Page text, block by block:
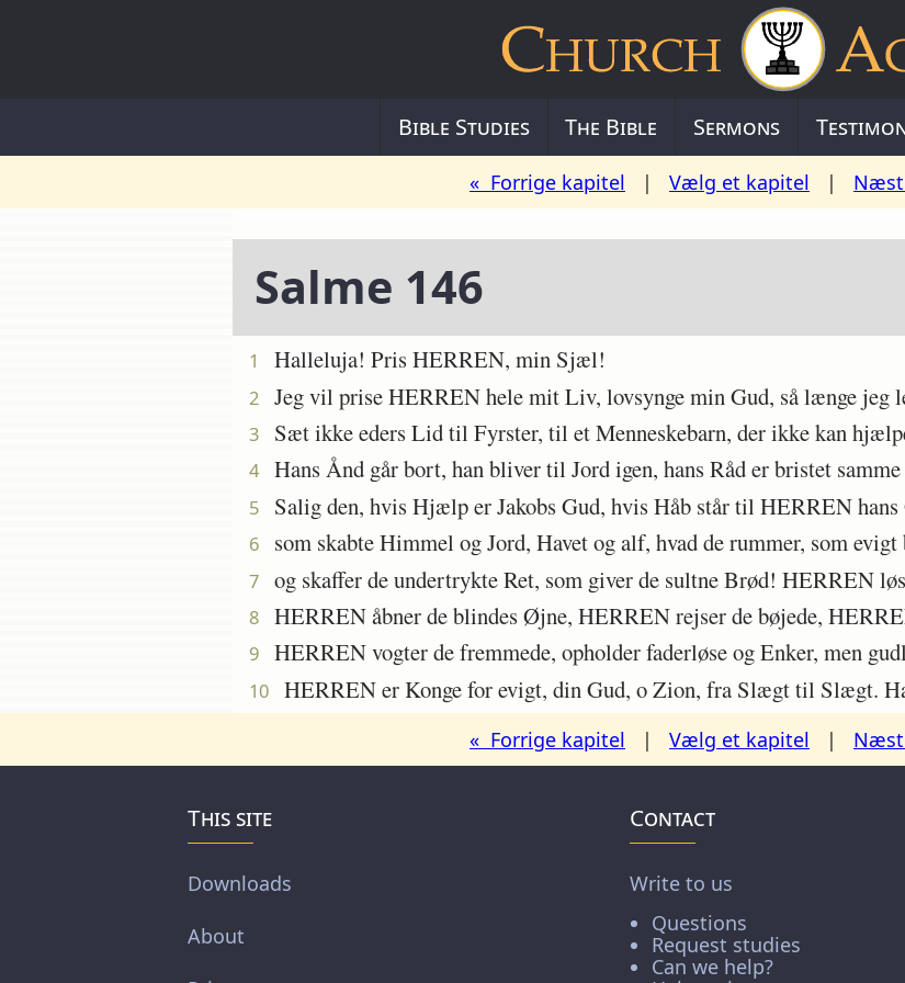
Bible Studies The Bible Sermons
« Forrige kapitel | Vælg et kapitel |
Salme 146
1 Halleluja! Pris HERREN, min Sjæl!
2 Jeg vil prise HERREN hele mit Liv, lovsynge min Gud, så længe jeg
3 Sæt ikke eders Lid til Fyrster, til et Menneskebarn, der ikke kan
4 Hans Ånd går bort, han bliver til Jord igen, hans Råd er bristet
5 Salig den, hvis Hjælp er Jakobs Gud, hvis Håb står til HERREN hans
6 som skabte Himmel og Jord, Havet og alf, hvad de rummer, som evigt
7 og skaffer de undertrykte Ret, som giver de sultne Brød! HERREN
8 HERREN åbner de blindes Øjne, HERREN rejser de bøjede,
9 HERREN vogter de fremmede, opholder faderløse og Enker, men
10 HERREN er Konge for evigt, din Gud, o Zion, fra Slægt til Slægt.
« Forrige kapitel | Vælg et kapitel |
This site
Downloads
About
Contact
Write to us
Questions
Request studies
Can we help?